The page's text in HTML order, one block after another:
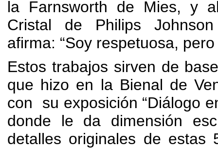
la Farnsworth de Mies, y
Cristal de Philips
afirma: “Soy respetuosa, pero
Estos trabajos sirven de
que hizo en la Bienal de
con su exposición “Diálogo
donde le da dimensión
detalles originales de estas